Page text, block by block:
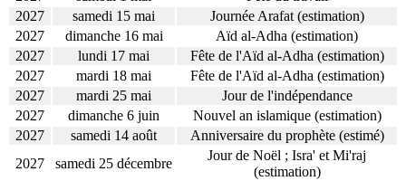
2027
samedi 15 mai
Journée Arafat (estimation)
2027
dimanche 16 mai
Aïd al-Adha (estimation)
2027
lundi 17 mai
Fête de l'Aïd al-Adha (estimation)
2027
mardi 18 mai
Fête de l'Aïd al-Adha (estimation)
2027
mardi 25 mai
Jour de l'indépendance
2027
dimanche 6 juin
Nouvel an islamique (estimation)
2027
samedi 14 août
Anniversaire du prophète (estimé)
2027
samedi 25 décembre
Jour de Noël ; Isra' et Mi'raj
(estimation)